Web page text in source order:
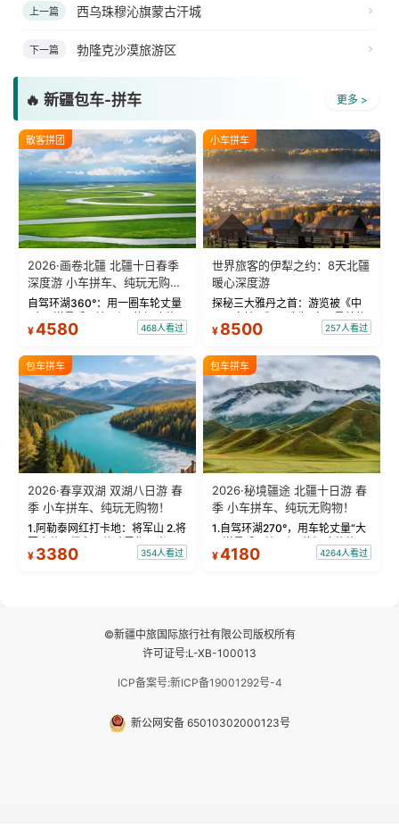
上一篇 西乌珠穆沁旗蒙古汗城
下一篇 勃隆克沙漠旅游区
🔥 新疆包车-拼车 更多 >
散客拼团
2026·画卷北疆 北疆十日春季
深度游 小车拼车、纯玩无购
物！
自驾环湖360°：用一圈车轮丈量
“大西洋最后一滴眼泪”的极致蔚
蓝。 赛湖旅拍：甄选多款风格服
绝美瞬间。 赛湖坦克300跟车视
频：专业摄影师...
¥4580 468人看过
小车拼车
世界旅客的伊犁之约：8天北疆
暖心深度游
探秘三大雅丹之首：游览被《中
国国家地理》评选为“中国最美的
三大雅丹”第一名的克拉玛依魔鬼
瓦人最大村落——禾木村，欣赏
晨雾与小木...
¥ 8500 257人看过
包车拼车
2026·春享双湖 双湖八日游 春
季 小车拼车、纯玩无购物！
1.阿勒泰网红打卡地：将军山 2.将
军山落日缆车，体验雪都风光 3.
将军山，夕阳派对，蹦迪party 4.
¥ 3380 354人看过
包车拼车
2026·秘境疆途 北疆十日游 春
季 小车拼车、纯玩无购物！
1.自驾环湖270°，用车轮丈量“大
西洋最后一滴眼泪”的极致蔚蓝，
让雪山、花海与深邃湖水在转弯
¥4180 4264人看过
©新疆中旅国际旅行社有限公司版权所有
许可证号:L-XB-100013
ICP备案号:新ICP备19001292号-4
新公网安备 65010302000123号